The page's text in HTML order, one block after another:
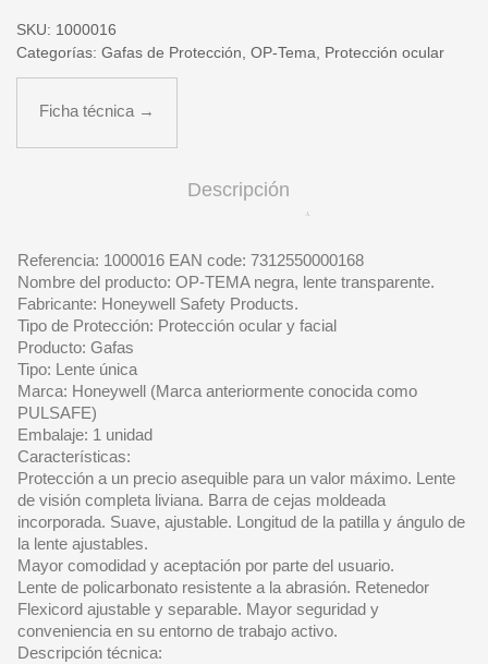
SKU: 1000016
Categorías: Gafas de Protección OP-Tema Protección ocular
Ficha técnica →
Descripción
Referencia: 1000016 EAN code: 7312550000168
Nombre del producto: OP-TEMA negra, lente transparente.
Fabricante: Honeywell Safety Products.
Tipo de Protección: Protección ocular y facial
Producto: Gafas
Tipo: Lente única
Marca: Honeywell (Marca anteriormente conocida como
PULSAFE)
Embalaje: 1 unidad
Características:
Protección a un precio asequible para un valor máximo. Lente
de visión completa liviana. Barra de cejas moldeada
incorporada. Suave, ajustable. Longitud de la patilla y ángulo de
la lente ajustables.
Mayor comodidad y aceptación por parte del usuario.
Lente de policarbonato resistente a la abrasión. Retenedor
Flexicord ajustable y separable. Mayor seguridad y
conveniencia en su entorno de trabajo activo.
Descripción técnica: